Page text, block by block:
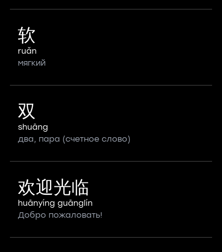
软
ruǎn
мягкий
双
shuāng
два, пара (счетное слово)
欢迎光临
huānyíng guānglín
Добро пожаловать!